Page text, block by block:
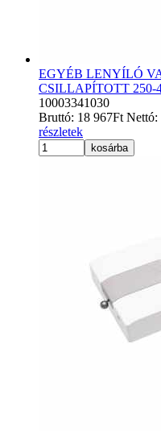
EGYÉB LENYÍLÓ
CSILLAPÍTOTT 250-
10003341030
Bruttó: 18 967Ft Nettó:
részletek
kosárba